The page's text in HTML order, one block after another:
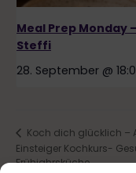
Meal Prep Monday
Steffi
28. September @
Koch dich glücklich –
Einsteiger Kochkurs-
Frühjahrsküche